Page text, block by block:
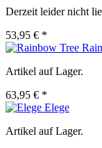
Derzeit leider nicht
53,95 € *
Artikel auf Lager.
63,95 € *
Elege
Artikel auf Lager.